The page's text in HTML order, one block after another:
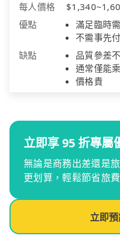
每人價格
優點
滿足臨時
不需事先
缺點
品質參差
通常僅能
價格貴
立即享 95 折專屬
無論是商務出差還是
更划算，輕鬆節省旅費
立即